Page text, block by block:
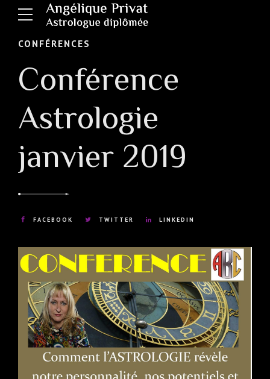
CONFÉRENCES
Conférence
Astrologie
janvier 2019
FACEBOOK TWITTER LINKEDIN